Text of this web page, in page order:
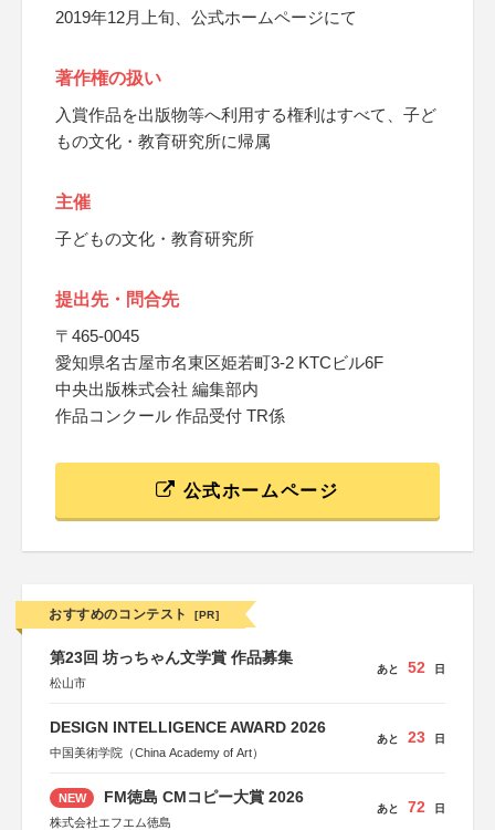
2019年12月上旬、公式ホームページにて
著作権の扱い
入賞作品を出版物等へ利用する権利はすべて、子ど
もの文化・教育研究所に帰属
主催
子どもの文化・教育研究所
提出先・問合先
〒465-0045
愛知県名古屋市名東区姫若町3-2 KTCビル6F
中央出版株式会社 編集部内
作品コンクール 作品受付 TR係
公式ホームページ
おすすめのコンテスト [PR]
第23回 坊っちゃん文学賞 作品募集
松山市
あと 52 日
DESIGN INTELLIGENCE AWARD 2026
中国美術学院（China Academy of Art）
あと 23 日
NEW FM徳島 CMコピー大賞 2026
株式会社エフエム徳島
あと 72 日